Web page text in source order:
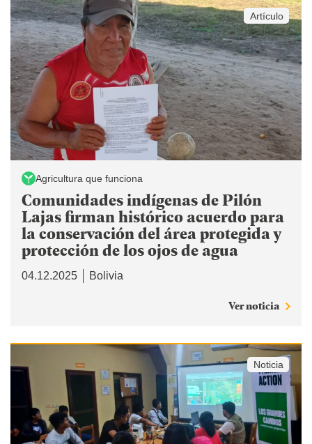
Artículo
Agricultura que funciona
Comunidades indígenas de Pilón
Lajas firman histórico acuerdo para
la conservación del área protegida y
protección de los ojos de agua
04.12.2025 Bolivia
Ver noticia
Noticia